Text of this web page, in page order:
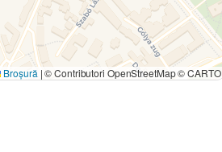
Broșură |© Contributori OpenStreetMap © CARTO